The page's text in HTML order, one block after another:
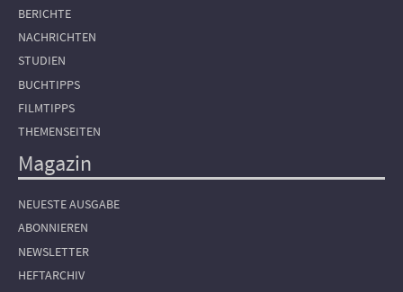
BERICHTE
NACHRICHTEN
STUDIEN
BUCHTIPPS
FILMTIPPS
THEMENSEITEN
Magazin
NEUESTE AUSGABE
ABONNIEREN
NEWSLETTER
HEFTARCHIV